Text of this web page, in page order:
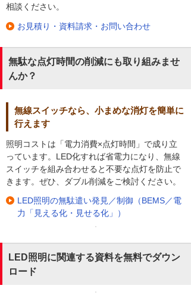
相談ください。
お見積り・資料請求・お問い合わせ
無駄な点灯時間の削減にも取り組みませ
んか？
無線スイッチなら、小まめな消灯を簡単に
行えます
照明コストは「電力消費×点灯時間」で成り立
っています。LED化すれば省電力になり、無線
スイッチを組み合わせると不要な点灯を防止で
きます。ぜひ、ダブル削減をご検討ください。
LED照明の無駄遣い発見／制御（BEMS／電
力「見える化・見せる化」）
LED照明に関連する資料を無料でダウン
ロード